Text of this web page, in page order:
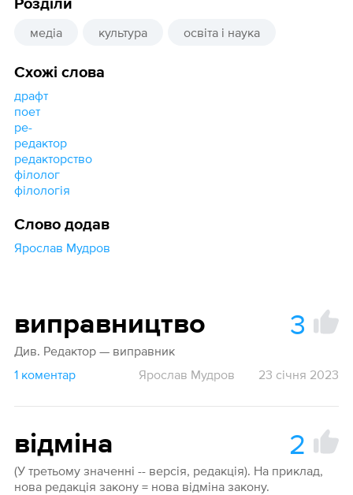
Розділи
медіа культура освіта і наука
Схожі слова
драфт
поет
ре-
редактор
редакторство
філолог
філологія
Слово додав
Ярослав Мудров
виправництво 3
Див. Редактор — виправник
1 коментар
Ярослав Мудров 23 січня 2023
відміна 2
(У третьому значенні -- версія, редакція). На приклад,
нова редакція закону = нова відміна закону.